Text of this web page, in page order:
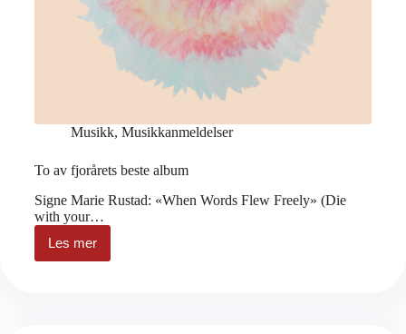
Musikk, Musikkanmeldelser
To av fjorårets beste album
Signe Marie Rustad: «When Words Flew Freely» (Die
with your…
Les mer
To
av